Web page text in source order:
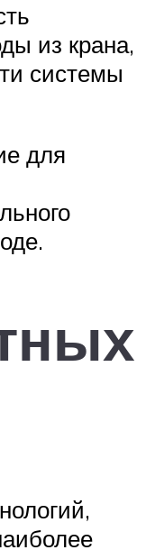
из крана,
системы
для